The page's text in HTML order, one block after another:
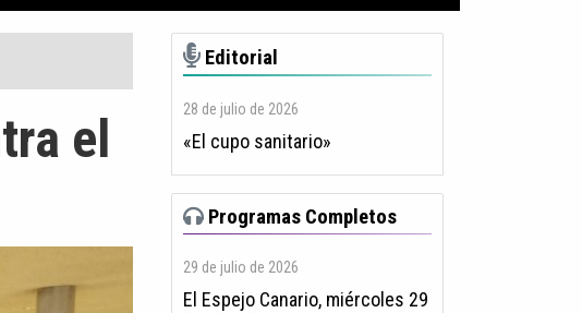
el
Editorial
28 de julio de 2026
«El cupo sanitario»
Programas Completos
29 de julio de 2026
El Espejo Canario, miércoles 29